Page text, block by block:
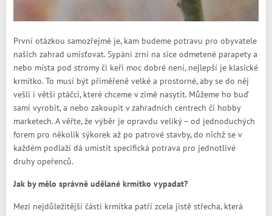
První otázkou samozřejmě je, kam budeme potravu pro obyvatele
našich zahrad umisťovat. Sypání zrní na sice odmetené parapety a
nebo místa pod stromy či keři moc dobré není, nejlepší je klasické
krmítko. To musí být přiměřeně velké a prostorné, aby se do něj
vešli i větší ptáčci, které chceme v zimě nasytit. Můžeme ho buď
sami vyrobit, a nebo zakoupit v zahradních centrech či hobby
marketech. A věřte, že výběr je opravdu veliký – od jednoduchých
forem pro několik sýkorek až po patrové stavby, do nichž se v
každém podlaží dá umístit specifická potrava pro jednotlivé
druhy opeřenců.
Jak by mělo správně udělané krmítko vypadat?
Mezi nejdůležitější části krmítka patří zcela jistě střecha, která